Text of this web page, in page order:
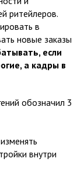
ритейлеров.
в
новые заказы
если
а кадры в
обозначил 3
внутри